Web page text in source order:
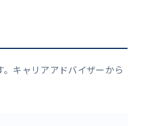
キャリアアドバイザーから